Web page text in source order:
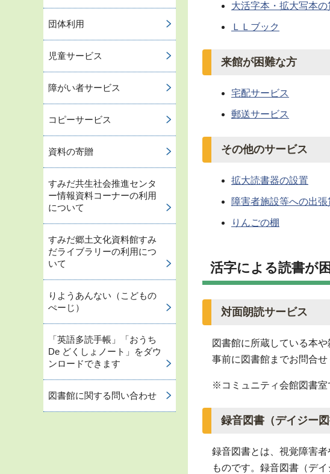
大活字本・拡大写本の
ＬＬブック
来館が困難な方
宅配サービス
郵送サービス
その他のサービス
拡大読書器の設置
障害者施設等への出
りんごの棚
活字による読書が
対面朗読サービス
図書館に所蔵している本
事前に図書館までお問合せ
※コミュニティ会館図書室
録音図書（デイジー
録音図書とは、視覚障害
ものです。録音図書（デ
団体利用
児童サービス
障がい者サービス
コピーサービス
資料の寄贈
すみだ共生社会推進センタ
ー情報資料コーナーの利用
について
すみだ郷土文化資料館すみ
だライブラリーの利用につ
いて
りようあんない（こどもの
ぺーじ）
「英語多読手帳」「おうち
De どくしょノート」をダウ
ンロードできます
図書館に関する問い合わせ